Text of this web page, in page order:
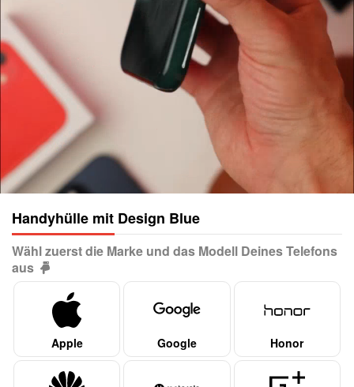
Handyhülle mit Design Blue
Wähl zuerst die Marke und das Modell Deines Telefons
aus
Apple Google Honor